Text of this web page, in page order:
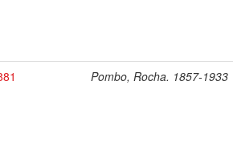
Pombo, Rocha. 1857-1933